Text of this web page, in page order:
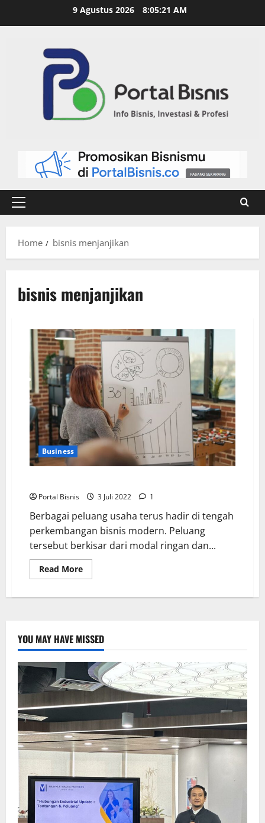
9 Agustus 2026 8:05:22 AM
Home bisnis menjanjikan
bisnis menjanjikan
Business
Portal Bisnis 3 Juli 2022 1
Berbagai peluang usaha terus hadir di tengah
perkembangan bisnis modern. Peluang
tersebut berkisar dari modal ringan dan...
Read More
YOU MAY HAVE MISSED